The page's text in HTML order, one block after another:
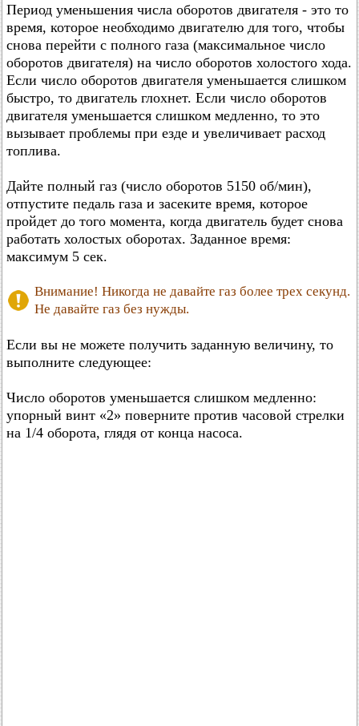
Период уменьшения числа оборотов двигателя - это то
время, которое необходимо двигателю для того, чтобы
снова перейти с полного газа (максимальное число
оборотов двигателя) на число оборотов холостого хода.
Если число оборотов двигателя уменьшается слишком
быстро, то двигатель глохнет. Если число оборотов
двигателя уменьшается слишком медленно, то это
вызывает проблемы при езде и увеличивает расход
топлива.
Дайте полный газ (число оборотов 5150 об/мин),
отпустите педаль газа и засеките время, которое
пройдет до того момента, когда двигатель будет снова
работать холостых оборотах. Заданное время:
максимум 5 сек.
Внимание! Никогда не давайте газ более трех секунд.
Не давайте газ без нужды.
Если вы не можете получить заданную величину, то
выполните следующее:
Число оборотов уменьшается слишком медленно:
упорный винт «2» поверните против часовой стрелки
на 1/4 оборота, глядя от конца насоса.